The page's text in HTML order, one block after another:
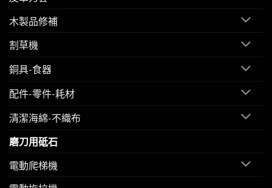
木製品修補
割草機
銅具-食器
配件-零件-耗材
清潔海綿-不織布
磨刀用砥石
電動爬梯機